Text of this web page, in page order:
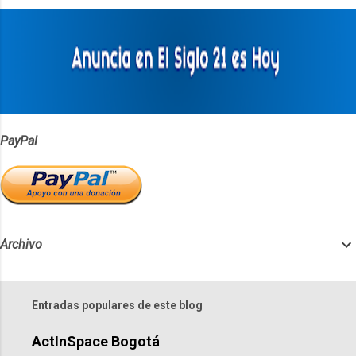
PayPal
Archivo
Entradas populares de este blog
ActInSpace Bogotá